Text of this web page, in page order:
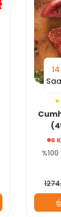
14
6